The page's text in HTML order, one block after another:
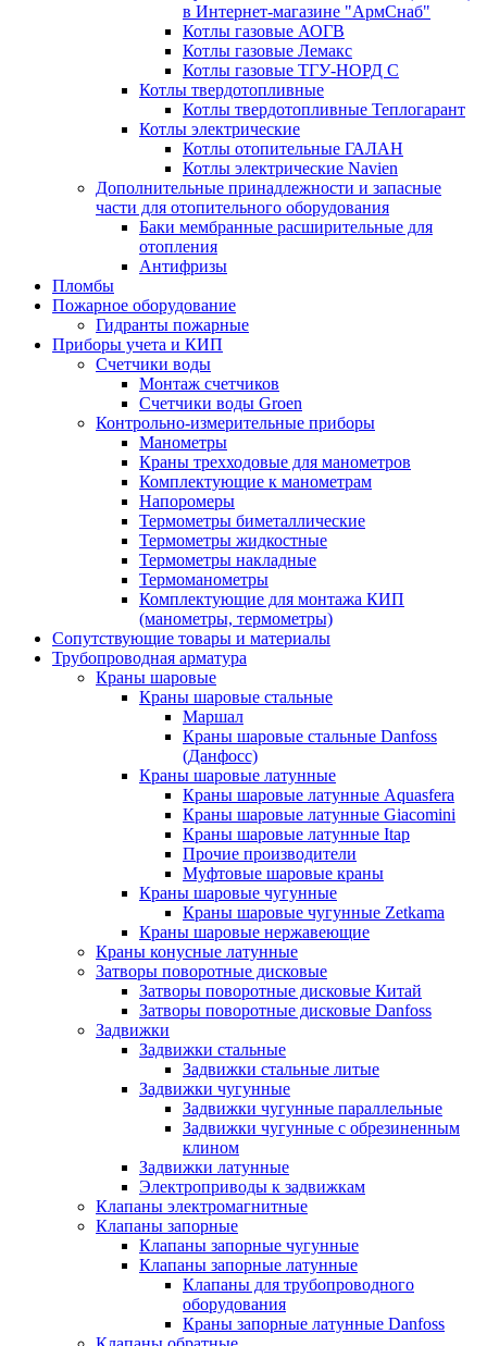
в Интернет-магазине "АрмСнаб"
Котлы газовые АОГВ
Котлы газовые Лемакс
Котлы газовые ТГУ-НОРД С
Котлы твердотопливные
Котлы твердотопливные Теплогарант
Котлы электрические
Котлы отопительные ГАЛАН
Котлы электрические Navien
Дополнительные принадлежности и запасные
части для отопительного оборудования
Баки мембранные расширительные для
отопления
Антифризы
Пломбы
Пожарное оборудование
Гидранты пожарные
Приборы учета и КИП
Счетчики воды
Монтаж счетчиков
Счетчики воды Groen
Контрольно-измерительные приборы
Манометры
Краны трехходовые для манометров
Комплектующие к манометрам
Напоромеры
Термометры биметаллические
Термометры жидкостные
Термометры накладные
Термоманометры
Комплектующие для монтажа КИП
(манометры, термометры)
Сопутствующие товары и материалы
Трубопроводная арматура
Краны шаровые
Краны шаровые стальные
Маршал
Краны шаровые стальные Danfoss
(Данфосс)
Краны шаровые латунные
Краны шаровые латунные Aquasfera
Краны шаровые латунные Giacomini
Краны шаровые латунные Itap
Прочие производители
Муфтовые шаровые краны
Краны шаровые чугунные
Краны шаровые чугунные Zetkama
Краны шаровые нержавеющие
Краны конусные латунные
Затворы поворотные дисковые
Затворы поворотные дисковые Китай
Затворы поворотные дисковые Danfoss
Задвижки
Задвижки стальные
Задвижки стальные литые
Задвижки чугунные
Задвижки чугунные параллельные
Задвижки чугунные с обрезиненным
клином
Задвижки латунные
Электроприводы к задвижкам
Клапаны электромагнитные
Клапаны запорные
Клапаны запорные чугунные
Клапаны запорные латунные
Клапаны для трубопроводного
оборудования
Краны запорные латунные Danfoss